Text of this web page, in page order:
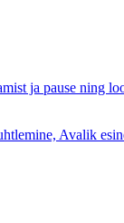
ja pause
Avalik